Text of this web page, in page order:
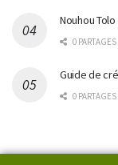
Nouhou
0 PARTAGES
Guide de
0 PARTAGES